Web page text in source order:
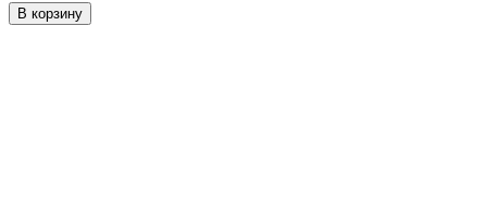
В корзину